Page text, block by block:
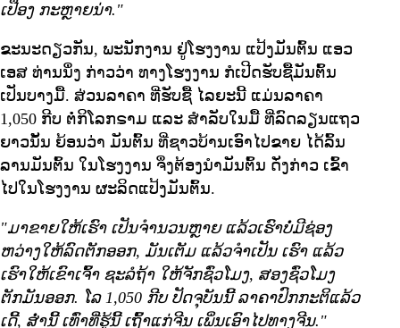
ເປືອງ ກະຫຼາຍນ່າ."
ຂະນະດຽວກັນ, ພະນັກງານ ຢູ່ໂຮງງານ ແປ້ງມັນຕົ້ນ ແອວ
ເອສ ທ່ານນຶ່ງ ກ່າວວ່າ ທາງໂຮງງານ ກໍເປີດຮັບຊື້ມັນຕົ້ນ
ເປັນບາງມື້. ສ່ວນລາຄາ ທີ່ຮັບຊື້ ໄລຍະນີ້ ແມ່ນລາຄາ
1,050 ກີບ ຕໍ່ກິໂລກຣາມ ແລະ ສຳລັບໃນມື້ ທີ່ລົດລຽນແຖວ
ຍາວນັ້ນ ຍ້ອນວ່າ ມັນຕົ້ນ ທີ່ຊາວບ້ານເອົາໄປຂາຍ ໄດ້ລົ້ນ
ລານມັນຕົ້ນ ໃນໂຮງງານ ຈຶ່ງຕ້ອງນຳມັນຕົ້ນ ດັ່ງກ່າວ ເຂົ້າ
ໄປໃນໂຮງງານ ຜະລິດແປ້ງມັນຕົ້ນ.
"ມາຂາຍໃຫ້ເຮົາ ເປັນຈຳນວນຫຼາຍ ແລ້ວເຮົາບໍ່ມີຊ່ອງ
ຫວ່າງໃຫ້ລົດຕັກອອກ, ມັນເຕັມ ແລ້ວຈຳເປັນ ເຮົາ ແລ້ວ
ເຮົາໃຫ້ເຂົາເຈົ້າ ຊະລໍຖ້າ ໃຫ້ຈັກຊົ່ວໂມງ, ສອງຊົ່ວໂມງ
ຕັກມັນອອກ. ໂລ 1,050 ກີບ ປັດຈຸບັນນີ້ ລາຄາປົກກະຕິແລ້ວ
ເດີ້, ສ່ຳນີ້ ເທົ່າທີ່ຮູ້ນີ້ ເຖົ້າແກ່ຈີນ ເພິ່ນເອົາໄປທາງຈີນ."